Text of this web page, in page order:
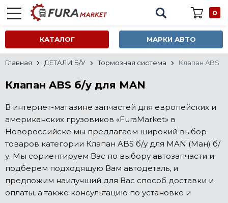
0
КАТАЛОГ МАРКИ АВТО
Главная ДЕТАЛИ Б/У Тормозная система Клапан ABS
Клапан ABS б/у для MAN
В интернет-магазине запчастей для европейских и
американских грузовиков «FuraMarket» в
Новороссийске мы предлагаем широкий выбор
товаров категории Клапан ABS б/у для MAN (Ман) б/
у. Мы сориентируем Вас по выбору автозапчасти и
подберем подходящую Вам автодеталь, и
предложим наилучший для Вас способ доставки и
оплаты, а также консультацию по установке и